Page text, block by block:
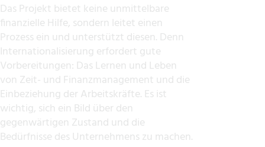
Das Projekt bietet keine unmittelbare
finanzielle Hilfe, sondern leitet einen
Prozess ein und unterstützt diesen. Denn
Internationalisierung erfordert gute
Vorbereitungen: Das Lernen und Leben
von Zeit- und Finanzmanagement und die
Einbeziehung der Arbeitskräfte. Es ist
wichtig, sich ein Bild über den
gegenwärtigen Zustand und die
Bedürfnisse des Unternehmens zu machen.